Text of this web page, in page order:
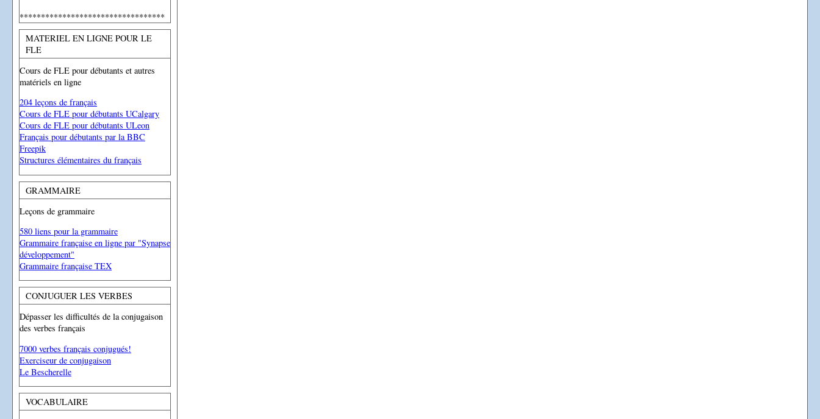
**********************************
MATERIEL EN LIGNE POUR LE
FLE
Cours de FLE pour débutants et autres
matériels en ligne
204 leçons de français
Cours de FLE pour débutants UCalgary
Cours de FLE pour débutants ULeon
Français pour débutants par la BBC
Freepik
Structures élémentaires du français
GRAMMAIRE
Leçons de grammaire
580 liens pour la grammaire
Grammaire française en ligne par "Synapse
développement"
Grammaire française TEX
CONJUGUER LES VERBES
Dépasser les difficultés de la conjugaison
des verbes français
7000 verbes français conjugués!
Exerciseur de conjugaison
Le Bescherelle
VOCABULAIRE